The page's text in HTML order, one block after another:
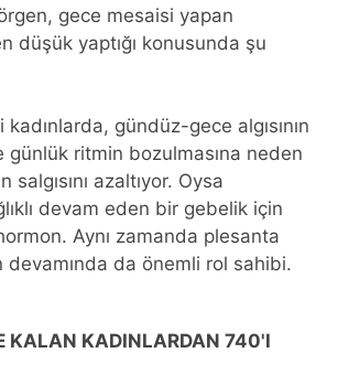
gece mesaisi yapan
düşük yaptığı konusunda şu
gündüz-gece algısının
günlük ritmin bozulmasına neden
azaltıyor. Oysa
devam eden bir gebelik için
Aynı zamanda plesanta
devamında da önemli rol sahibi.
KALAN KADINLARDAN 740'I